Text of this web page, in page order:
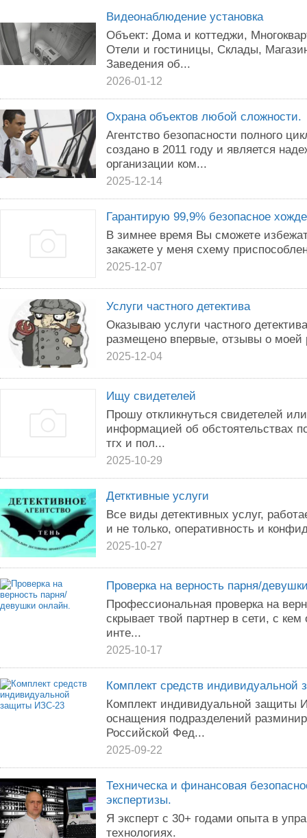
Видеонаблюдение установка
Объект: Дома и коттеджи,
Отели и гостиницы, Склады,
Заведения об...
2026-01-12
Охрана объектов любой сложности.
Агентство безопасности полного
создано в 2011 году и является
организации ком...
2025-12-14
Гарантирую 99,9% безопасное
В зимнее время Вы сможете
закажете у меня схему
2025-12-07
Услуги частного детектива
Оказываю услуги частного
размещено впервые, отзывы о моей
2025-12-04
Ищу свидетелей
Прошу откликнуться свидетелей
информацией об обстоятельствах
тгх и пол...
2025-10-29
Детктивные услуги
Все виды детективных услуг,
и не только, оперативность и
2025-10-27
Проверка на верность парня/
Профессиональная проверка на
скрывает твой партнер в сети, с
инте...
2025-10-17
Комплект средств
Комплект индивидуальной защиты
оснащения подразделений
Российской Фед...
2025-09-22
Техническа и финансовая
экспертизы.
Я эксперт с 30+ годами опыта в
технологиях.